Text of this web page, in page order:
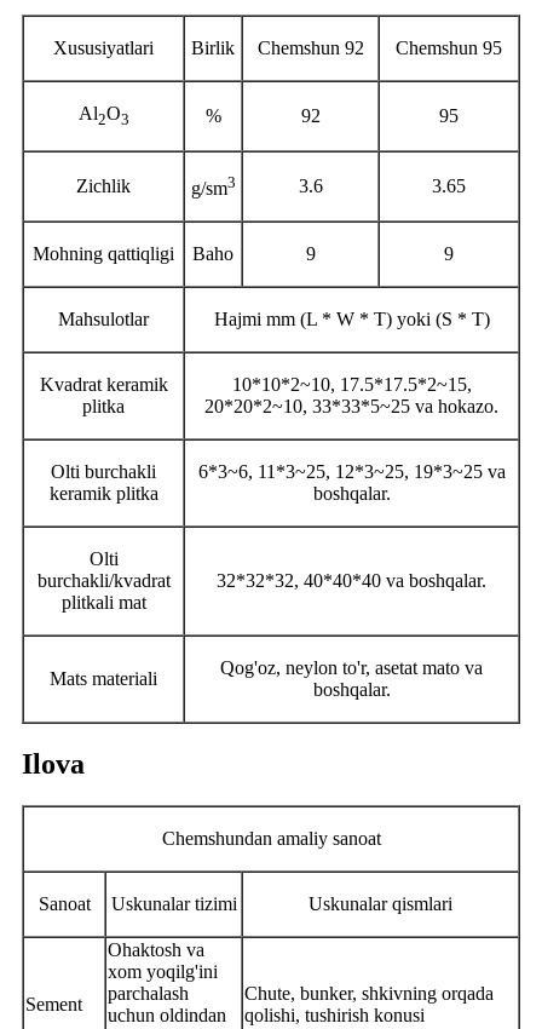
Xususiyatlari Birlik Chemshun 92 Chemshun 95
Al2O3 % 92 95
Zichlik g/sm3 3.6 3.65
Mohning qattiqligi Baho 9 9
Mahsulotlar Hajmi mm (L * W * T) yoki (S * T)
Kvadrat keramik
plitka
10*10*2~10, 17.5*17.5*2~15,
20*20*2~10, 33*33*5~25 va hokazo.
Olti burchakli
keramik plitka
6*3~6, 11*3~25, 12*3~25, 19*3~25 va
boshqalar.
Olti
burchakli/kvadrat
plitkali mat
32*32*32, 40*40*40 va boshqalar.
Mats materiali
Qog'oz, neylon to'r, asetat mato va
boshqalar.
Ilova
Chemshundan amaliy sanoat
Sanoat Uskunalar tizimi Uskunalar qismlari
Sement
Ohaktosh va
xom yoqilg'ini
parchalash
uchun oldindan
Chute, bunker, shkivning orqada
qolishi, tushirish konusi